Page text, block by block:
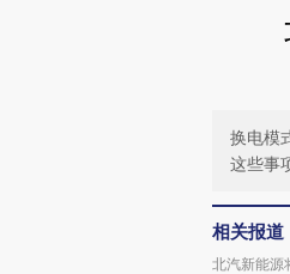
换电模
这些事
相关报道
北汽新能源